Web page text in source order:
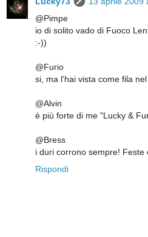
@Pimpe
io di solito vado di Fuoco
:-))
@Furio
si, ma l'hai vista come fila
@Alvin
è più forte di me "Lucky &
@Bress
i duri corrono sempre! Feste
Rispondi